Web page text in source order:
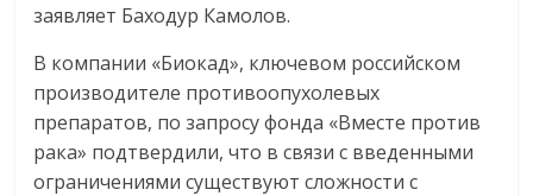
заявляет Баходур Камолов.
В компании «Биокад», ключевом российском
производителе противоопухолевых
препаратов, по запросу фонда «Вместе против
рака» подтвердили, что в связи с введенными
ограничениями существуют сложности с